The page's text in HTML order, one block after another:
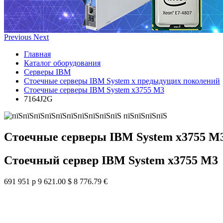
Previous Next
Главная
Каталог оборудования
Серверы IBM
Стоечные серверы IBM System x предыдущих поколений
Стоечные серверы IBM System x3755 M3
7164J2G
Стоечные серверы IBM System x3755
Стоечный сервер IBM System x3755 M3
691 951 р 9 621.00 $ 8 776.79 €